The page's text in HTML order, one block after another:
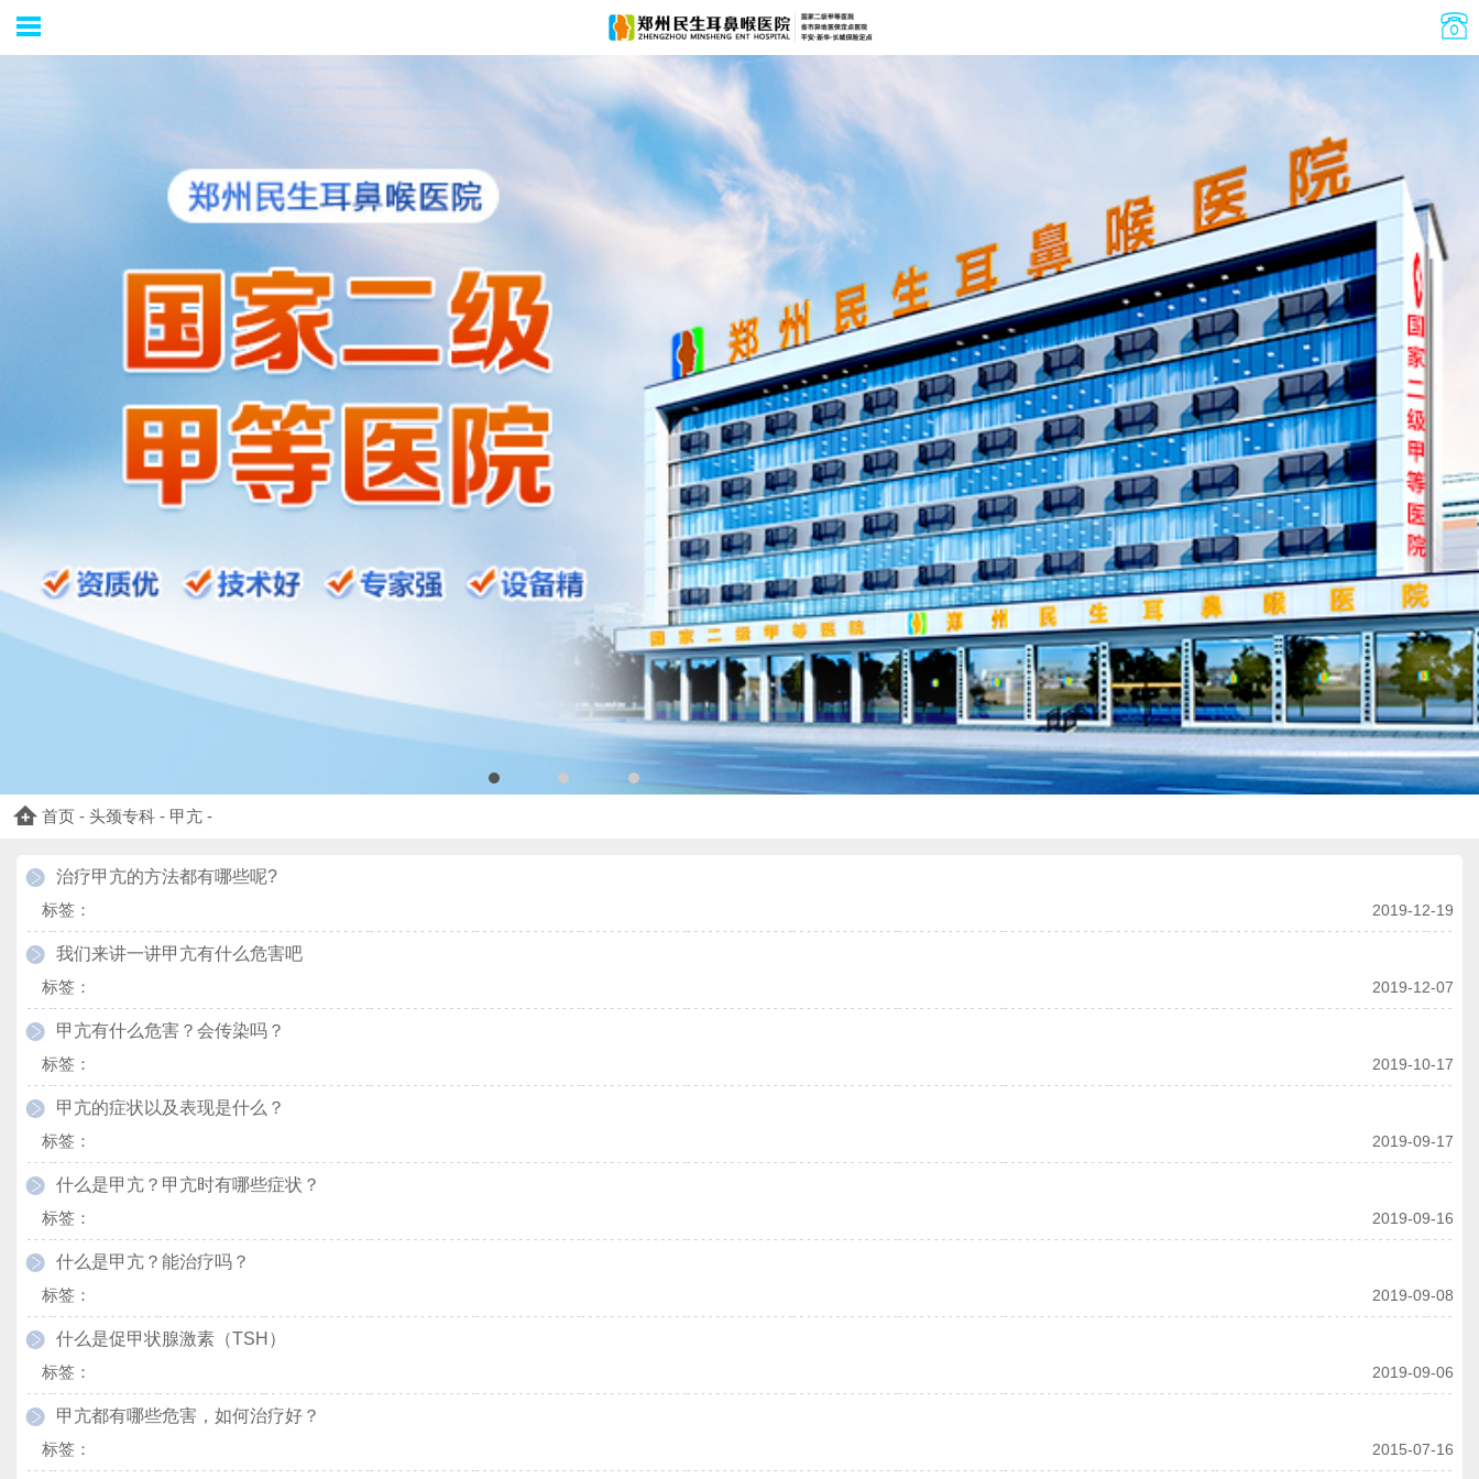
首页 - 头颈专科 - 甲亢 -
治疗甲亢的方法都有哪些呢?
标签：
2019-12-19
我们来讲一讲甲亢有什么危害吧
标签：
2019-12-07
甲亢有什么危害？会传染吗？
标签：
2019-10-17
甲亢的症状以及表现是什么？
标签：
2019-09-17
什么是甲亢？甲亢时有哪些症状？
标签：
2019-09-16
什么是甲亢？能治疗吗？
标签：
2019-09-08
什么是促甲状腺激素（TSH）
标签：
2019-09-06
甲亢都有哪些危害，如何治疗好？
标签：
2015-07-16